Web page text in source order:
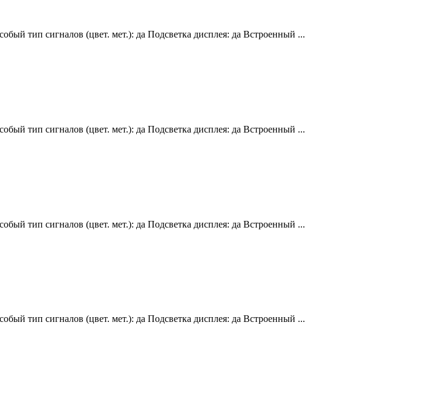
тип сигналов (цвет. мет.): да Подсветка дисплея: да Встроенный ...
тип сигналов (цвет. мет.): да Подсветка дисплея: да Встроенный ...
тип сигналов (цвет. мет.): да Подсветка дисплея: да Встроенный ...
тип сигналов (цвет. мет.): да Подсветка дисплея: да Встроенный ...